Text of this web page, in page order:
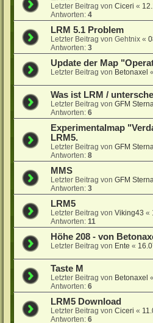
Letzter Beitrag vonCiceri «
Antworten:4
LRM 5.1 Problem
Letzter Beitrag vonGehtnix «
Antworten:3
Update der Map
Letzter Beitrag von Betonaxel «
Was ist LRM /
Letzter Beitrag vonGFM Sterna
Antworten:6
Experimentalmap
LRM5.
Letzter Beitrag vonGFM Sterna
Antworten:8
MMS
Letzter Beitrag vonGFM Sterna
Antworten:3
LRM5
Letzter Beitrag vonViking43 «
Antworten:11
Höhe 208 - von
Letzter Beitrag von Ente «
Taste M
Letzter Beitrag von Betonaxel «
Antworten:6
LRM5 Download
Letzter Beitrag vonCiceri «
Antworten:6